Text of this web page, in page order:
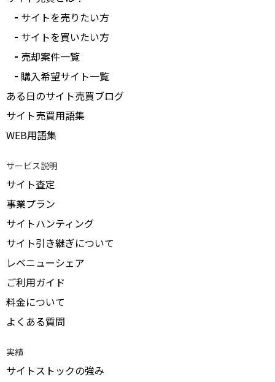
サイトを売りたい方
サイトを買いたい方
売却案件一覧
購入希望サイト一覧
ある日のサイト売買ブログ
サイト売買用語集
WEB用語集
サービス説明
サイト査定
事業プラン
サイトハンティング
サイト引き継ぎについて
レベニューシェア
ご利用ガイド
料金について
よくある質問
実績
サイトストックの強み